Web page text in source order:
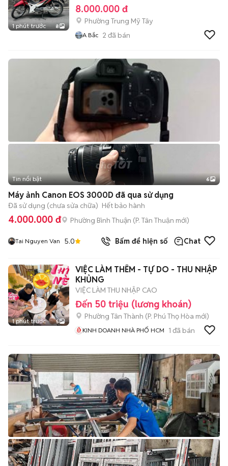
1 phút trước 8
8.000.000 đ
Phường Trung Mỹ Tây
A Bắc 2 đã bán
+2
Tin nổi bật 6
Máy ảnh Canon EOS 3000D đã qua sử dụng
Đã sử dụng (chưa sửa chữa) Hết bảo hành
4.000.000 đ Phường Bình Thuận (P. Tân Thuận mới)
Tai Nguyen Van 5.0 Bấm để hiện số Chat
1 phút trước 5
VIỆC LÀM THÊM - TỰ DO - THU NHẬP
KHỦNG
VIỆC LÀM THU NHẬP CAO
Đến 50 triệu (lương khoán)
Phường Tân Thành (P. Phú Thọ Hòa mới)
KINH DOANH NHÀ PHỐ HCM 1 đã bán